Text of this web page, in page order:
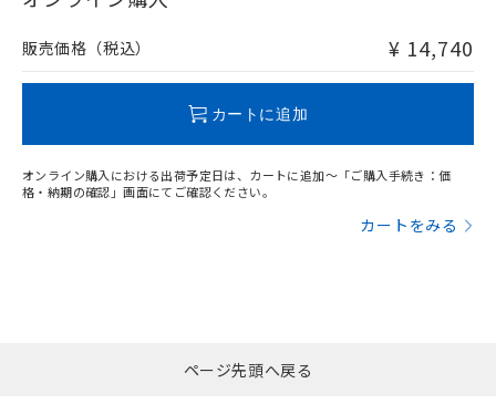
問い合わせください。
販売価格（税込） ¥ 14,740
カートに追加
オンライン購入における出荷予定日は、カートに追加～「ご購入手続き：価
格・納期の確認」画面にてご確認ください。
カートをみる
ページ先頭へ戻る